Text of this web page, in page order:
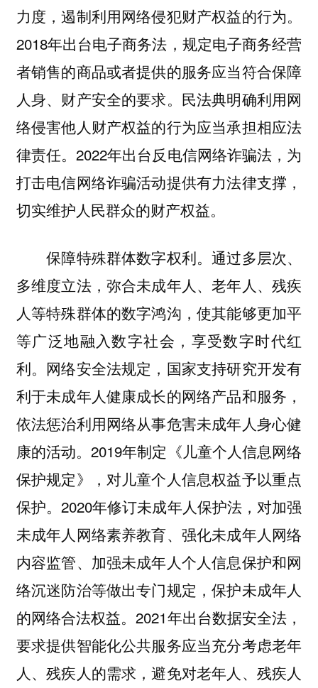
力度，遏制利用网络侵犯财产权益的行为。
2018年出台电子商务法，规定电子商务经营
者销售的商品或者提供的服务应当符合保障
人身、财产安全的要求。民法典明确利用网
络侵害他人财产权益的行为应当承担相应法
律责任。2022年出台反电信网络诈骗法，为
打击电信网络诈骗活动提供有力法律支撑，
切实维护人民群众的财产权益。
保障特殊群体数字权利。通过多层次、
多维度立法，弥合未成年人、老年人、残疾
人等特殊群体的数字鸿沟，使其能够更加平
等广泛地融入数字社会，享受数字时代红
利。网络安全法规定，国家支持研究开发有
利于未成年人健康成长的网络产品和服务，
依法惩治利用网络从事危害未成年人身心健
康的活动。2019年制定《儿童个人信息网络
保护规定》，对儿童个人信息权益予以重点
保护。2020年修订未成年人保护法，对加强
未成年人网络素养教育、强化未成年人网络
内容监管、加强未成年人个人信息保护和网
络沉迷防治等做出专门规定，保护未成年人
的网络合法权益。2021年出台数据安全法，
要求提供智能化公共服务应当充分考虑老年
人、残疾人的需求，避免对老年人、残疾人